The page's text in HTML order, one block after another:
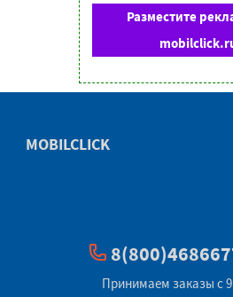
Разместите
MOBILCLICK
Принимаем заказы с